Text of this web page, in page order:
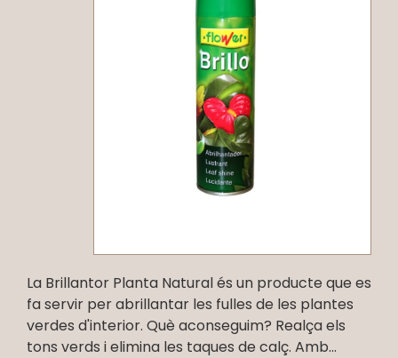
La Brillantor Planta Natural és un producte que es
fa servir per abrillantar les fulles de les plantes
verdes d'interior. Què aconseguim? Realça els
tons verds i elimina les taques de calç. Amb...